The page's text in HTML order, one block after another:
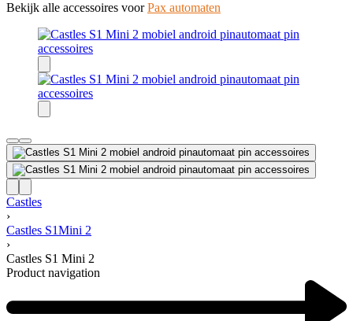
Bekijk alle accessoires voorPax automaten
Castles
›
Castles S1Mini 2
›
Castles S1 Mini 2
Product navigation